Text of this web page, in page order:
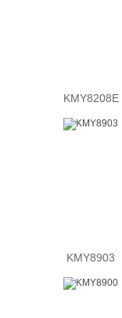
KMY8208E
KMY8903